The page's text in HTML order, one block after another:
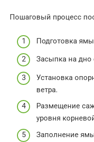
Пошаговый процесс
Подготовка
Засыпка на дно
Установка
ветра.
Размещение
уровня
Заполнение